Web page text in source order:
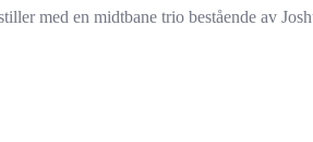
med en midtbane trio bestående av